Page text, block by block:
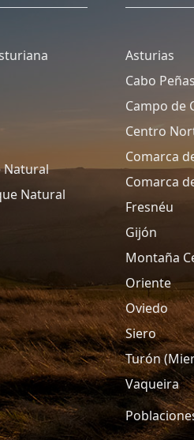
Natural
Natural
Asturias
Cabo Peñas
Campo de
Centro
Comarca
Comarca
Fresnéu
Gijón
Montaña
Oriente
Oviedo
Siero
Turón
Vaqueira